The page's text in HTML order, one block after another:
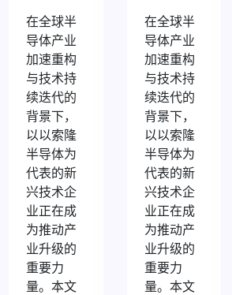
在全球半
导体产业
加速重构
与技术持
续迭代的
背景下，
以以索隆
半导体为
代表的新
兴技术企
业正在成
为推动产
业升级的
重要力
量。本文
在全球半
导体产业
加速重构
与技术持
续迭代的
背景下，
以以索隆
半导体为
代表的新
兴技术企
业正在成
为推动产
业升级的
重要力
量。本文